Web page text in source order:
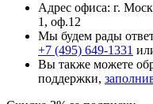
Адрес офиса: г.
1, оф.12
Мы будем рады
+7 (495) 649-1331
Вы также можете
поддержки,